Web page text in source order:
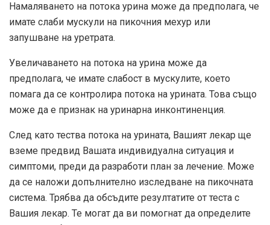
Намаляването на потока урина може да предполага, че
имате слаби мускули на пикочния мехур или
запушване на уретрата.
Увеличаването на потока на урина може да
предполага, че имате слабост в мускулите, което
помага да се контролира потока на урината. Това също
може да е признак на уринарна инконтиненция.
След като тества потока на урината, Вашият лекар ще
вземе предвид Вашата индивидуална ситуация и
симптоми, преди да разработи план за лечение. Може
да се наложи допълнително изследване на пикочната
система. Трябва да обсъдите резултатите от теста с
Вашия лекар. Те могат да ви помогнат да определите